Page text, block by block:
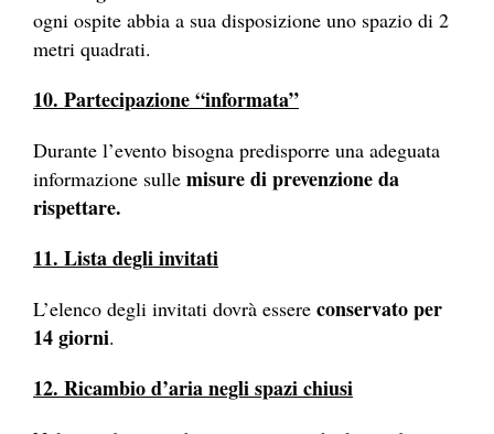
ogni ospite abbia a sua disposizione uno spazio di 2
metri quadrati.
10. Partecipazione “informata”
Durante l’evento bisogna predisporre una adeguata
informazione sulle misure di prevenzione da
rispettare.
11. Lista degli invitati
L’elenco degli invitati dovrà essere conservato per
14 giorni.
12. Ricambio d’aria negli spazi chiusi